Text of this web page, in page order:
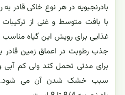
بادرنجبویه در هر نوع خاکی قادر
با بافت متوسط و غنی از
غذایی برای رویش این گیاه
جذب رطوبت در اعماق زمین قادر
برای مدتی تحمل کند ولی کم